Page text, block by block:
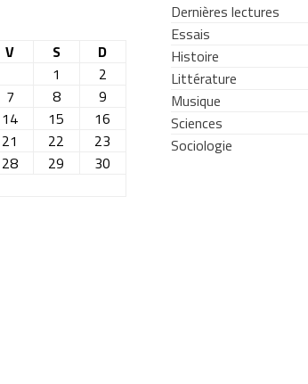
V S
D
1
2
7 8
9
14 15
16
21 22
23
28 29
30
Dernières lectures
Essais
Histoire
Littérature
Musique
Sciences
Sociologie